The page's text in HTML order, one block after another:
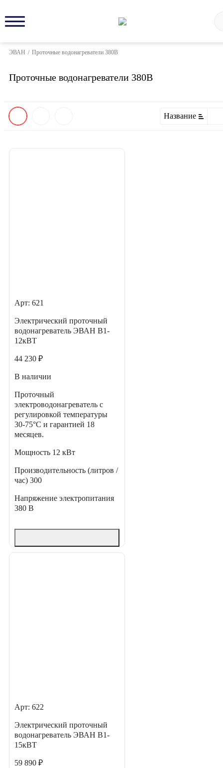
ЭВАН / Проточные водонагреватели 380В
Проточные водонагреватели 380В
Название
Арт: 621
Электрический проточный
водонагреватель ЭВАН В1-
12кВТ
44 230 ₽
В наличии
Проточный
электроводонагреватель с
регулировкой температуры
30-75°С и гарантией 18
месяцев.
Мощность 12 кВт
Производительность (литров /
час) 300
Напряжение электропитания
380 В
Арт: 622
Электрический проточный
водонагреватель ЭВАН В1-
15кВТ
59 890 ₽